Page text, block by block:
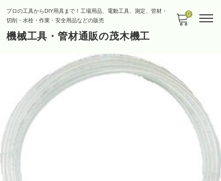
プロの工具からDIY用具まで！工場用品、電動工具、測定、管材・
切削・水栓・作業・安全用品などの販売
機械工具・管材通販の茂木機工
0